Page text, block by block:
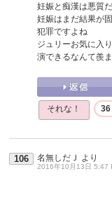
妊娠と痴漢は悪質
妊娠はまだ結果が
犯罪ですよね
ジュリーお気に入
演できるなんて羨
それな！ 36
106 名無しだＪ より
2016年10月13日 5:47